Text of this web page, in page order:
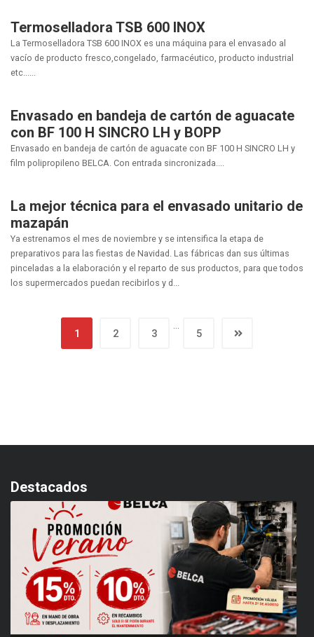
Termoselladora TSB 600 INOX
La Termoselladora TSB 600 INOX es una máquina para el envasado al
vacío de producto fresco,congelado, farmacéutico, producto industrial
etc......
Envasado en bandeja de cartón de aguacate
con BF 100 H SINCRO LH y BOPP
Envasado en bandeja de cartón de aguacate con BF 100 H SINCRO LH y
film polipropileno BELCA. Con entrada sincronizada....
La mejor técnica para el envasado unitario de
mazapán
Ya estrenamos el mes de noviembre y se intensifica la etapa de
preparativos para las fiestas de Navidad. Las fábricas dan sus últimas
pinceladas a la elaboración y el reparto de sus productos, para que todos
los supermercados puedan recibirlos y d...
1 2 3 5
Destacados